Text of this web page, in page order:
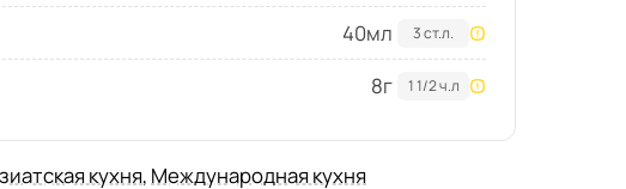
40мл 3 ст.л.
8г 1 1/2 ч.л
кухня, Международная кухня